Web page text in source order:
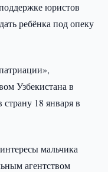
юристов
ребёнка под опеку
Узбекистана в
18 января в
мальчика
агентством